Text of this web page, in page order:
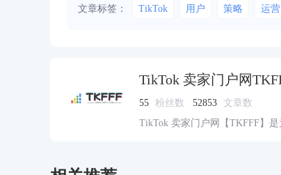
文章标签： TikTok 用户 策略 运营
TikTok 卖家门户网
55 粉丝数 52853
文章数
TikTok 卖家门户网【TKFFF】